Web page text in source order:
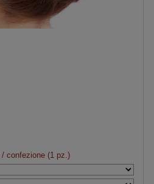
/ confezione (1 pz.)